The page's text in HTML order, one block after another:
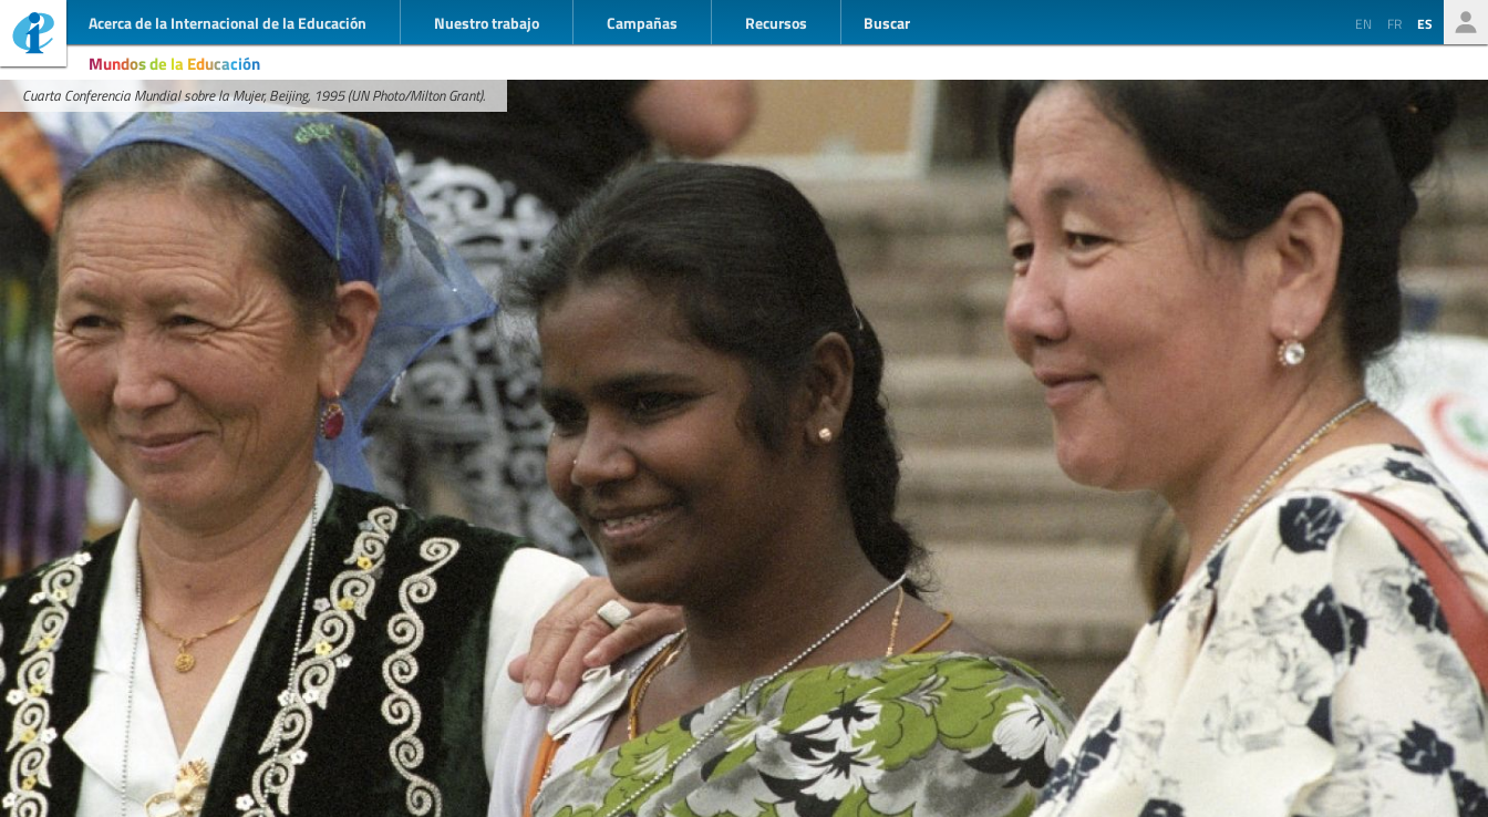
Acerca de la Internacional de la Educación Nuestro trabajo Campañas Recursos Buscar EN FR ES
Mundos de la Educación
Cuarta Conferencia Mundial sobre la Mujer, Beijing, 1995 (UN Photo/Milton Grant).